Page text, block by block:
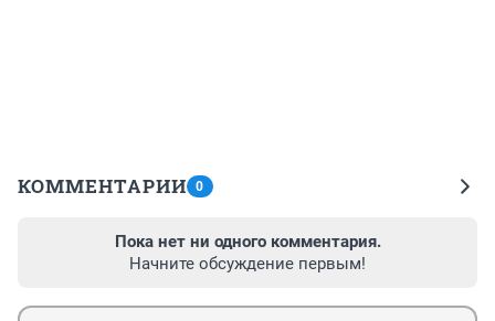
КОММЕНТАРИИ 0
Пока нет ни одного комментария.
Начните обсуждение первым!